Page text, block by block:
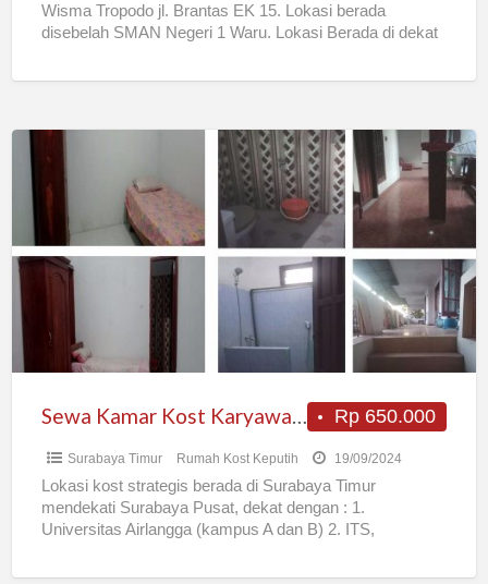
Wisma Tropodo jl. Brantas EK 15. Lokasi berada
disebelah SMAN Negeri 1 Waru. Lokasi Berada di dekat
Sewa
Kamar
Kost
Karyawan/Mahasiswa
Rp 650.000
Sewa Kamar Kost Karyawan/Mahasiswa
Surabaya Timur Rumah Kost Keputih 19/09/2024
Lokasi kost strategis berada di Surabaya Timur
mendekati Surabaya Pusat, dekat dengan : 1.
Universitas Airlangga (kampus A dan B) 2. ITS,